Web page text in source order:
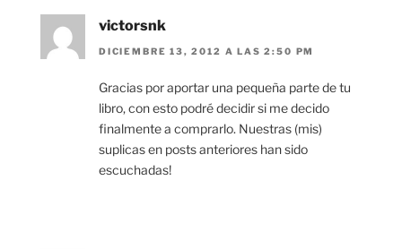
victorsnk
DICIEMBRE 13, 2012 A LAS 2:50 PM
Gracias por aportar una pequeña parte de tu
libro, con esto podré decidir si me decido
finalmente a comprarlo. Nuestras (mis)
suplicas en posts anteriores han sido
escuchadas!